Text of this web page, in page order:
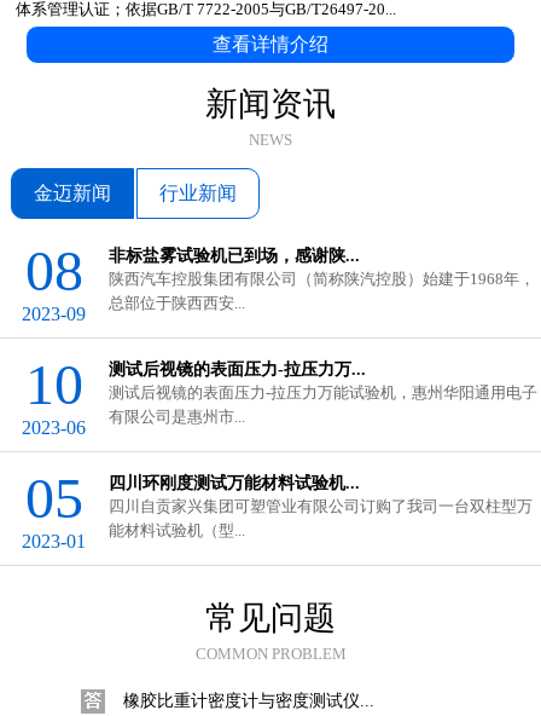
体系管理认证；依据GB/T 7722-2005与GB/T26497-20...
查看详情介绍
新闻资讯
NEWS
金迈新闻 行业新闻
08
2023-09
非标盐雾试验机已到场，感谢陕...
陕西汽车控股集团有限公司（简称陕汽控股）始建于1968年，
总部位于陕西西安...
10
2023-06
测试后视镜的表面压力-拉压力万...
测试后视镜的表面压力-拉压力万能试验机，惠州华阳通用电子
有限公司是惠州市...
05
2023-01
四川环刚度测试万能材料试验机...
四川自贡家兴集团可塑管业有限公司订购了我司一台双柱型万
能材料试验机（型...
常见问题
COMMON PROBLEM
GB/T 3682.1-2018与ASTM D1238...
在塑料工业中，熔体流动速率（...
科思Quarrz固体比重计的使用
数显直读式密度测试仪固体采用...
橡胶比重计密度计与密度测试仪操作使用...